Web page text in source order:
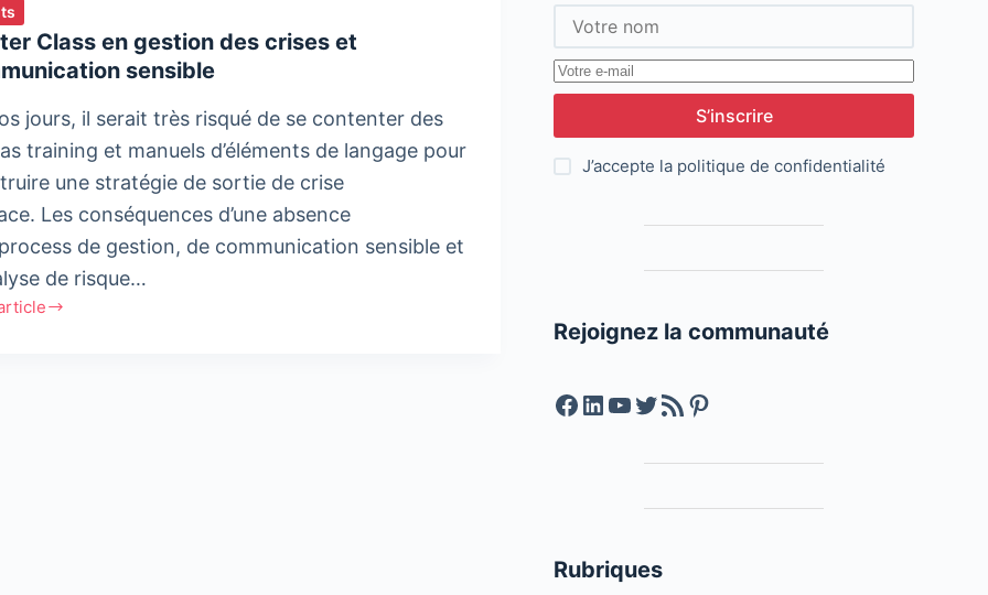
Class en gestion des crises et
sensible
jours, il serait très risqué de se contenter des
training et manuels d’éléments de langage pour
une stratégie de sortie de crise
Les conséquences d’une absence
process de gestion, de communication sensible et
de risque…
S’inscrire
J’accepte la politique de confidentialité
Rejoignez la communauté
Facebook
LinkedIn
YouTube
Twitter
Feed RSSPinterest
Rubriques